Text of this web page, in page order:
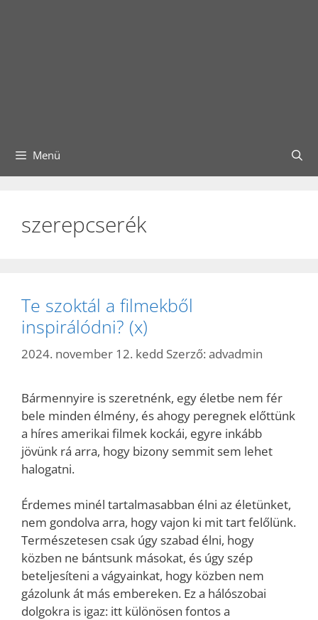
Menü
szerepcserék
Te szoktál a filmekből
inspirálódni? (x)
2024. november 12. kedd Szerző: advadmin
Bármennyire is szeretnénk, egy életbe nem fér
bele minden élmény, és ahogy peregnek előttünk
a híres amerikai filmek kockái, egyre inkább
jövünk rá arra, hogy bizony semmit sem lehet
halogatni.
Érdemes minél tartalmasabban élni az életünket,
nem gondolva arra, hogy vajon ki mit tart felőlünk.
Természetesen csak úgy szabad élni, hogy
közben ne bántsunk másokat, és úgy szép
beteljesíteni a vágyainkat, hogy közben nem
gázolunk át más embereken. Ez a hálószobai
dolgokra is igaz: itt különösen fontos a